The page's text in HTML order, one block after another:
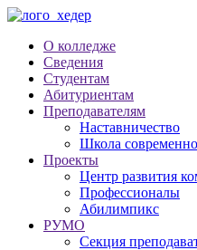
О колледже
Сведения
Студентам
Абитуриентам
Преподавателям
Наставничество
Школа
Проекты
Центр развития
Профессионалы
Абилимпикс
РУМО
Секция